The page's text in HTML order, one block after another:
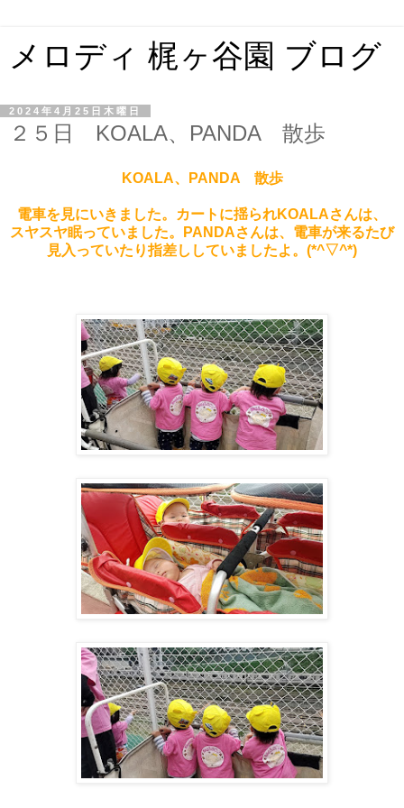
メロディ 梶ヶ谷園 ブログ
2024年4月25日木曜日
２５日 KOALA、PANDA 散歩
KOALA、PANDA 散歩
電車を見にいきました。カートに揺られKOALAさんは、
スヤスヤ眠っていました。PANDAさんは、電車が来るたび
見入っていたり指差ししていましたよ。(*^▽^*)